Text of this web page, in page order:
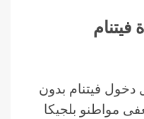
فيتنام
فيتنام بدون
مواطنو بلجيكا